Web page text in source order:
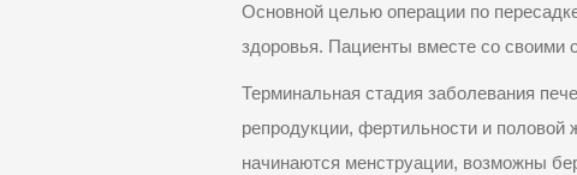
Основной целью операции по
здоровья. Пациенты вместе со своими
Терминальная стадия заболевания
репродукции, фертильности и
начинаются менструации, возможны